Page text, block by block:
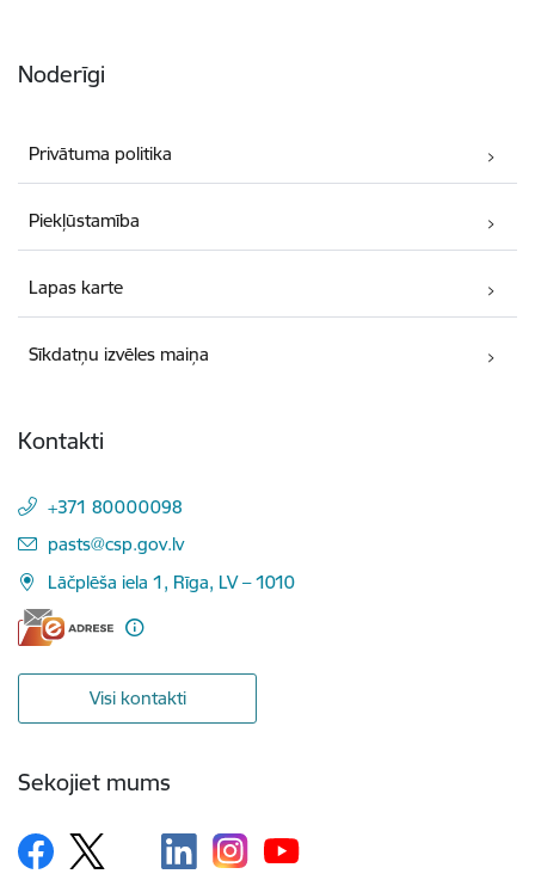
Noderīgi
Privātuma politika
Piekļūstamība
Lapas karte
Sīkdatņu izvēles maiņa
Kontakti
+371 80000098
E-pasts:
pasts@csp.gov.lv
Lāčplēša iela 1, Rīga, LV – 1010
Visi kontakti
Sekojiet mums